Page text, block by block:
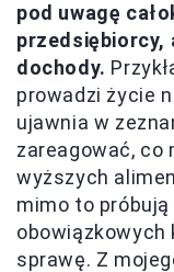
pod uwagę
przedsiębiorcy,
dochody.
prowadzi życie
ujawnia w
zareagować, co
wyższych
mimo to próbują
obowiązkowych
sprawę. Z